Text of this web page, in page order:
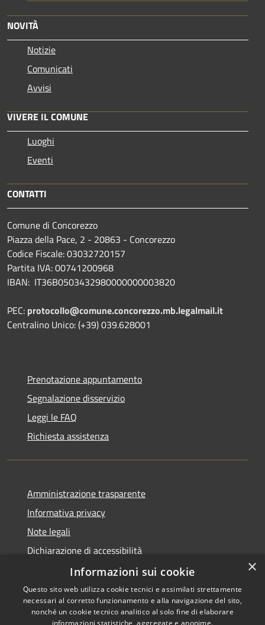
NOVITÀ
Notizie
Comunicati
Avvisi
VIVERE IL COMUNE
Luoghi
Eventi
CONTATTI
Comune di Concorezzo
Piazza della Pace, 2 - 20863 - Concorezzo
Codice Fiscale: 03032720157
Partita IVA: 00741200968
IBAN: IT36B0503432980000000003820
PEC: protocollo@comune.concorezzo.mb.legalmail.it
Centralino Unico: (+39) 039.628001
Prenotazione appuntamento
Segnalazione disservizio
Leggi le FAQ
Richiesta assistenza
Amministrazione trasparente
Informativa privacy
Note legali
Dichiarazione di accessibilità
Whistleblowing
×
Informazioni sui cookie
Questo sito web utilizza cookie tecnici e assimilati strettamente
necessari al corretto funzionamento e alla navigazione del sito,
nonché un cookie tecnico analitico al solo fine di elaborare
informazioni statistiche, aggregate e anonime.